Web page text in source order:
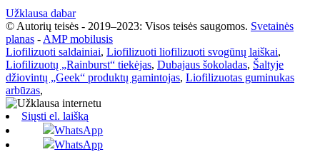
Užklausa dabar
© Autorių teisės - 2019–2023: Visos teisės saugomos. Svetainės
planas - AMP mobilusis
Liofilizuoti saldainiai, Liofilizuoti liofilizuoti svogūnų laiškai,
Liofilizuotų „Rainburst“ tiekėjas, Dubajaus šokoladas, Šaltyje
džiovintų „Geek“ produktų gamintojas, Liofilizuotas guminukas
arbūzas,
Siųsti el. laišką
WhatsApp
WhatsApp